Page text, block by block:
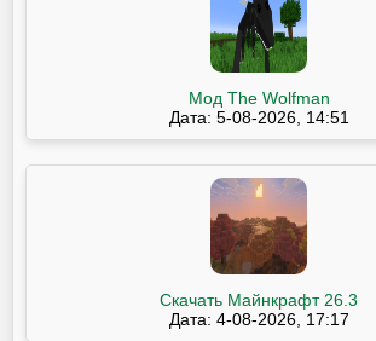
Мод The Wolfman
Дата: 5-08-2026, 14:51
Скачать Майнкрафт 26.3
Дата: 4-08-2026, 17:17